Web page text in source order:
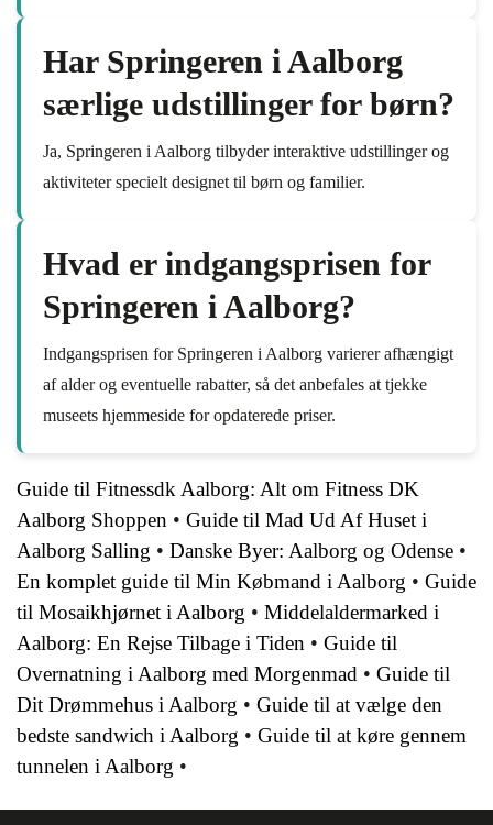
Har Springeren i Aalborg
særlige udstillinger for børn?
Ja, Springeren i Aalborg tilbyder interaktive udstillinger og
aktiviteter specielt designet til børn og familier.
Hvad er indgangsprisen for
Springeren i Aalborg?
Indgangsprisen for Springeren i Aalborg varierer afhængigt
af alder og eventuelle rabatter, så det anbefales at tjekke
museets hjemmeside for opdaterede priser.
Guide til Fitnessdk Aalborg: Alt om Fitness DK
Aalborg Shoppen • Guide til Mad Ud Af Huset i
Aalborg Salling • Danske Byer: Aalborg og Odense •
En komplet guide til Min Købmand i Aalborg • Guide
til Mosaikhjørnet i Aalborg • Middelaldermarked i
Aalborg: En Rejse Tilbage i Tiden • Guide til
Overnatning i Aalborg med Morgenmad • Guide til
Dit Drømmehus i Aalborg • Guide til at vælge den
bedste sandwich i Aalborg • Guide til at køre gennem
tunnelen i Aalborg •